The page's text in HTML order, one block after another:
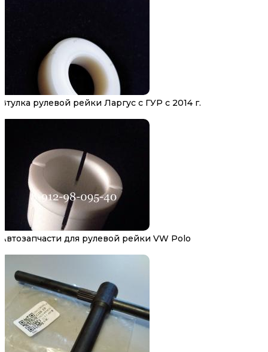
Втулка рулевой рейки Ларгус с ГУР с 2014 г.
Автозапчасти для рулевой рейки VW Polo